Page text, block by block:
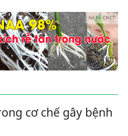
Ad by CNCT
cơ chế gây bệnh